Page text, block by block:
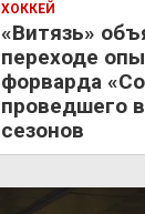
ХОККЕЙ
«Витязь»
переходе
форварда
проведшего
сезонов